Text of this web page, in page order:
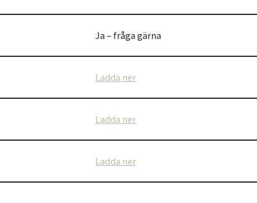
Ja – fråga gärna
Ladda ner
Ladda ner
Ladda ner